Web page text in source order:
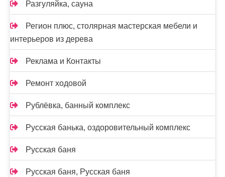
Разгуляйка, сауна
Регион плюс, столярная мастерская мебели и
интерьеров из дерева
Реклама и Контакты
Ремонт ходовой
Рублёвка, банный комплекс
Русская банька, оздоровительный комплекс
Русская баня
Русская баня, Русская баня